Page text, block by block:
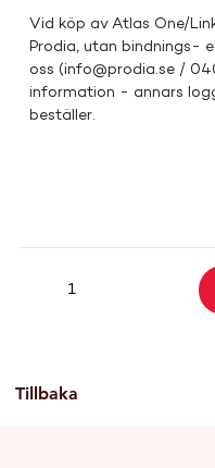
Vid köp av Atlas One/
Prodia, utan bindnings-
oss (info@prodia.se /
information - annars
beställer.
1
Tillbaka